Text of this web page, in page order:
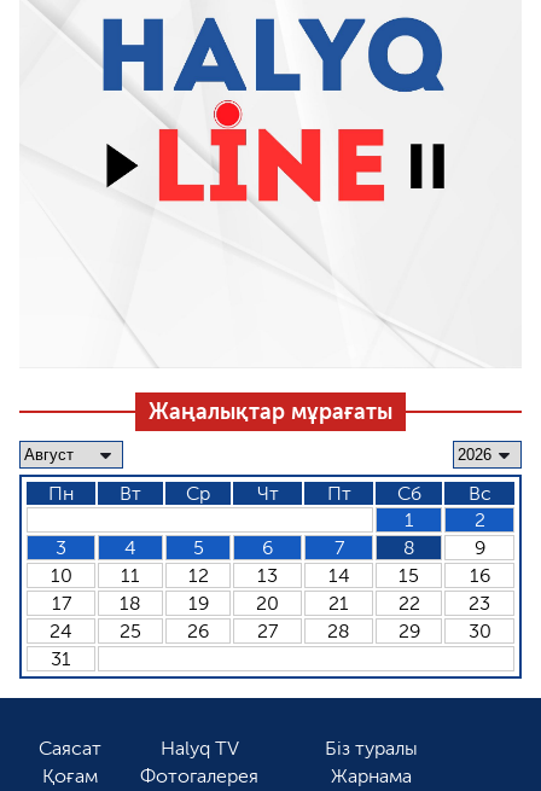
Жаңалықтар мұрағаты
Пн Вт Ср Чт Пт Сб
Вс
1
2
3
4 5 6 7 8
9
10
11 12 13 14 15
16
17
18 19 20 21 22
23
24
25 26 27 28 29
30
31
Саясат
Қоғам
Halyq TV
Фотогалерея
Біз туралы
Жарнама